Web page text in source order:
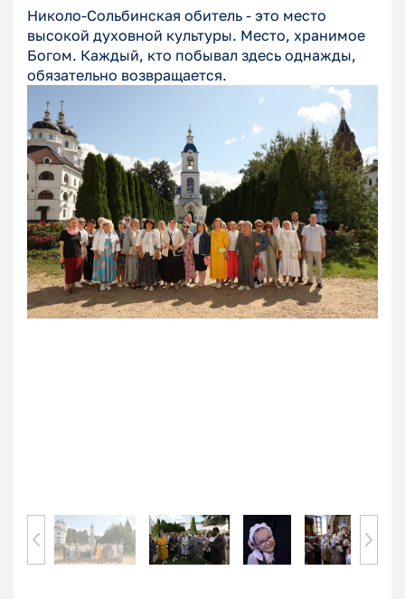
Николо-Сольбинская обитель - это место
высокой духовной культуры. Место, хранимое
Богом. Каждый, кто побывал здесь однажды,
обязательно возвращается.